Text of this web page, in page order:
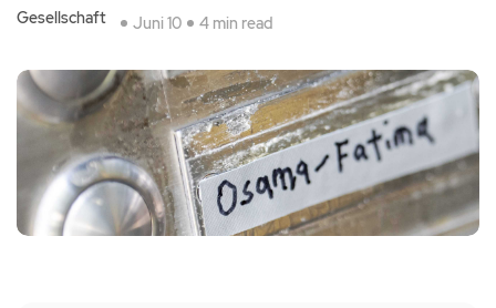
Gesellschaft Juni 10 4 min read